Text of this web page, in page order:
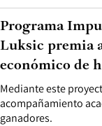
Mediante este
acompañamiento
ganadores.
Programa
Luksic premia
económico de